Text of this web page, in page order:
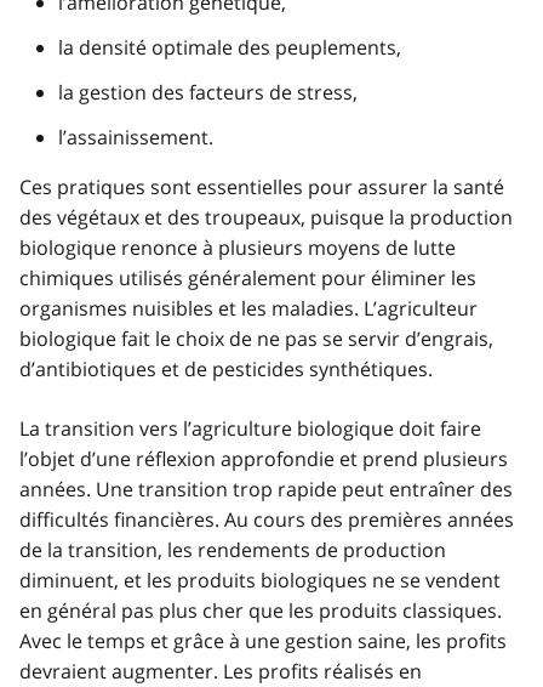
la densité optimale des peuplements,
la gestion des facteurs de stress,
l’assainissement.
Ces pratiques sont essentielles pour assurer la santé
des végétaux et des troupeaux, puisque la production
biologique renonce à plusieurs moyens de lutte
chimiques utilisés généralement pour éliminer les
organismes nuisibles et les maladies. L’agriculteur
biologique fait le choix de ne pas se servir d’engrais,
d’antibiotiques et de pesticides synthétiques.
La transition vers l’agriculture biologique doit faire
l’objet d’une réflexion approfondie et prend plusieurs
années. Une transition trop rapide peut entraîner des
difficultés financières. Au cours des premières années
de la transition, les rendements de production
diminuent, et les produits biologiques ne se vendent
en général pas plus cher que les produits classiques.
Avec le temps et grâce à une gestion saine, les profits
devraient augmenter. Les profits réalisés en